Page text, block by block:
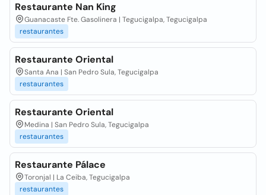
Restaurante Nan King
Guanacaste Fte. Gasolinera | Tegucigalpa, Tegucigalpa
restaurantes
Restaurante Oriental
Santa Ana | San Pedro Sula, Tegucigalpa
restaurantes
Restaurante Oriental
Medina | San Pedro Sula, Tegucigalpa
restaurantes
Restaurante Pálace
Toronjal | La Ceiba, Tegucigalpa
restaurantes